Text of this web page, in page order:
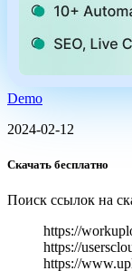
Demo
2024-02-12
Скачать бесплатно
Поиск ссылок на
https://
https://
https://